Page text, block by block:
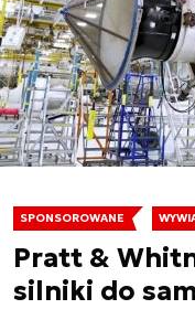
SPONSOROWANE
Pratt &
silniki do